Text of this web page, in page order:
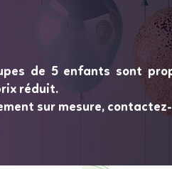
de 5 enfants sont
réduit.
sur mesure,